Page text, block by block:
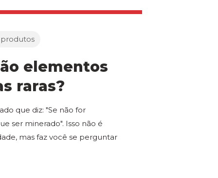
elementos
raras?
que diz: "Se não for
ser minerado". Isso não é
mas faz você se perguntar